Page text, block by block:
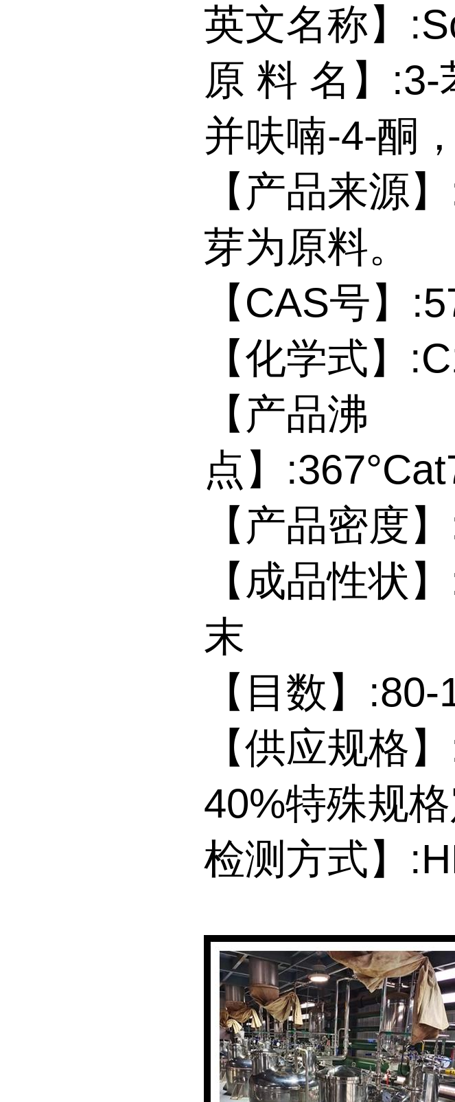
英文名称】
原 料 名】
并呋喃-4-酮
【产品来源
芽为原料。
【CAS号】
【化学式】
【产品沸
点】
【产品密度
【成品性状
末
【目数】:80-
【供应规格
40%特殊规格
检测方式】